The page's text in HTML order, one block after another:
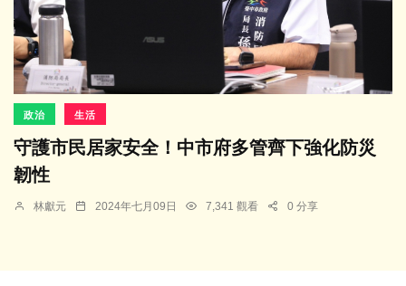
政治 生活
守護市民居家安全！中市府多管齊下強化防災
韌性
林獻元 2024年七月09日 7,341 觀看 0 分享